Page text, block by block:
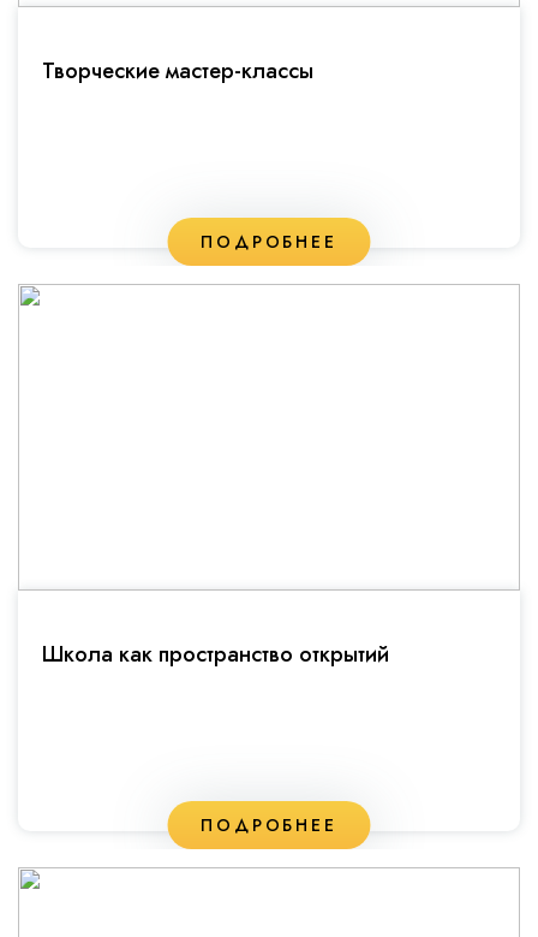
Творческие мастер-классы
ПОДРОБНЕЕ
Школа как пространство открытий
ПОДРОБНЕЕ